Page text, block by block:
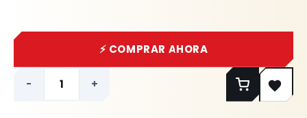
- +
⚡ COMPRAR AHORA